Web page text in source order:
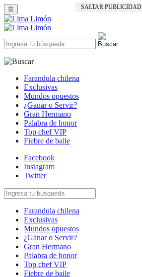
SALTAR PUBLICIDAD
☰
Farandula chilena
Exclusivas
Mundos opuestos
¿Ganar o Servir?
Gran Hermano
Palabra de honor
Top chef VIP
Fiebre de baile
Facebook
Instagram
Twitter
Farandula chilena
Exclusivas
Mundos opuestos
¿Ganar o Servir?
Gran Hermano
Palabra de honor
Top chef VIP
Fiebre de baile